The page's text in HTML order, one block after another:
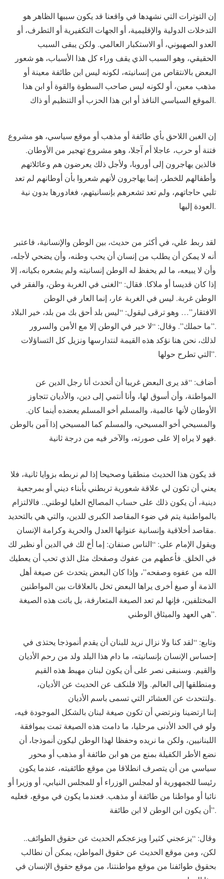
إن التوترات التي نشهدها في واقعنا قد يكون سببها الظاهر هو
التدخلات الدولية والإقليمية، أو الجهات التكفيرية أو التطرف، أو
العدو الصهيوني، أو الاستكبار العالمي. ولكن يبقى السبب
الحقيقي، وهو السبب الذي يقف وراء كل هذا الأسباب، هو شعور
البعض بالانتقاص من إنسانيته، لكونه ليس ابن طائفة معينة أو
مذهب معين، أو لكونه ليس صاحب السطوة والقوة أو ابن هذا
الموقع السياسي النافذ أو ابن هذا الحزب أو التنظيم أو ذاك.
إن الغبن اللاحق بأي طائفة أو مذهب أو موقع سياسي، هو مشروع
فتنة أو حرب، عاجلا أم آجلا، وهو مشروع تهجير من الأوطان.
فالذين يهاجرون إلى أوروبا، ولأجل ذلك يعرضون هم وعائلاتهم
وأطفالهم للخطر، إنما يهاجرون لأنهم شعروا بأن أوطانهم لم تعد
تلبي حاجاتهم، ولم تعد تشعرهم بإنسانيتهم، فغادورها بدون نية
العودة إليها.
لقد ربط علي، في أكثر من حديث، بين الوطن والإنسانية، فاعتبر
أنه لا يمكن أن يطلب من إنسان أن يحب وطنه، وأن يضحي لأجله،
وأن لا يبيعه، ما لم يحفظ له الوطن إنسانيته ولم يشعره بكيانه، إلا
إذا كان قديسا أو ملاكا. فقال: “الغنى في الغربة وطن، والفقر في
الوطن غربة. ليس في الغربة عار، إنما العار في الوطن
الافتقار”… وهو ترقى ليقول: “ليس بلد أحق بك من بلد، خير البلاد
ما حملك”. وقال: “لا خير في الوطن إلا مع الأمن والسرور”.
لذلك، نحن هنا نؤكد هذه القيمة لنتدارسها ونزيل كل التساؤلات
التي تطرح حولها”.
أضاف: “قد يرى البعض غريبا أن أتحدث أنا رجل الدين عن
المواطنة، وأن أسوق لها، وأنا أنتمي إلى دين، والأديان تتجاوز
الأوطان لأنها عالمية، والمسلم أخو المسلم يعضده أينما كان.
والمسيحي أخو المسيحي، والمسلم كما المسيحي إذا آمن بالوطن
فهو لا يراه إلا على صورته، والآخر فيه من درجة ثانية.
قد يكون هذا الحديث منطقيا وصحيحا إذا لم نربطه بزوايا ثانية، فلا
يعني أن تكون لي علاقة شعورية تربطني بأبناء ديني أو بمرجعية
دينية، أن يكون ذلك على حساب المصالح العليا لوطني.. فالالتزام
بالمواطنية يتم في ضوء المقاصد الكبرى للدين، والتي هي بالتحديد
مقاصد أخلاقية وإنسانية عنوانها العدل والحرية وكرامة الإنسان.
ويقول الإمام علي: “الناس صنفان: إما أخ لك في الدين أو نظير لك
في الخلق. فأعطهم من عفوك وصفحك مثل الذي تحب أن يعطيك
الله من عفوه وصفحه”، وإذا كان البعض يتحدث عن صيغة أهل
الذمة أو صيغ أخرى يراها البعض تخل بالعلاقات بين المواطنين
المختلفين، فإنها لم تعد الصيغة المتعارفة، بل باتت هذه الصيغة
هي العهد والميثاق الوطني”.
وتابع: “لقد كنا ولا نزال نريد للبنان أن يقدم أنموذجا يحتذى في
إحساس الإنسان بإنسانيته، ما دام هذا البلد ولد من رحم الأديان
والقيم. وسنبقى نصر على أن يكون لبنان مهبط هذه القيم
ومنطلقها إلى العالم. وإلا فلنكف عن الحديث عن الأديان،
ولنتحدث عن العشائر التي تسمى باسم الأديان.
إننا ارتضينا ونرتضي أن تكون صيغة لبنان بالشكل الموجودة فيه،
ولو في الحد الأدنى مرحليا، ما دامت هذه الصيغة تمت بموافقة
اللبنانيين، ولكن ما نريده وحفظا لهذا الوطن ليكون أنموذجا، أن
نضع الأطر الكفيلة بمنع من هو ابن طائفة أو مذهب أو محور
سياسي من أن يتصرف انطلاقا من موقع طائفيته، عندما يكون
رئيسا للجمهورية أو لمجلس الوزراء أو للمجلس النيابي، أو وزيرا أو
نائبا أو مواطنا من طائفة أو مذهب. فعندما يكون في موقع، فعليه
أن يكون ابن الوطن لا ابن طائفة”.
وقال: “يزعجني كثيرا ويزعجكم الحديث عن حقوق الطوائف..
لكن، ومن موقع الحديث عن حقوق المواطن، يمكن أن نطالب
بحقوق طوائفنا من موقع مواطنتنا، من موقع حقوق الإنسان في